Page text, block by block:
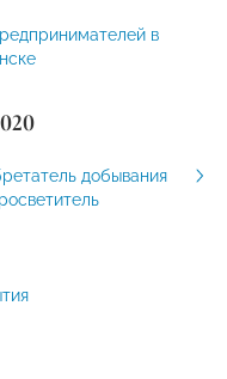
в
добывания